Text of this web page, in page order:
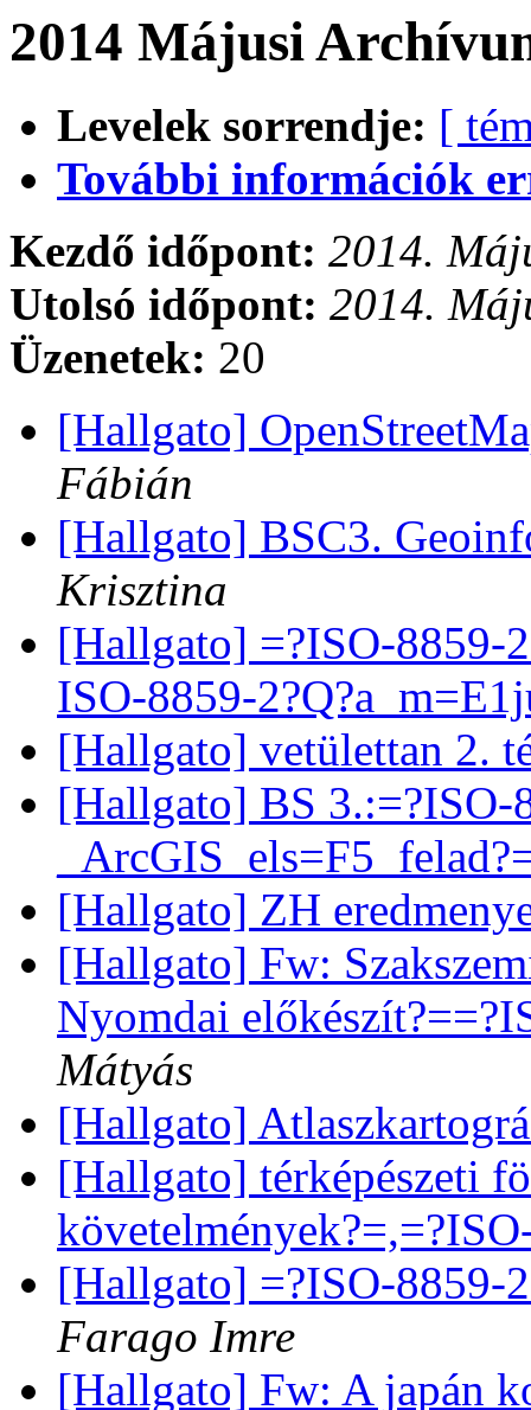
2014 Májusi
Levelek sorrendje: [
További információk
Kezdő időpont: 2014.
Utolsó időpont: 2014.
Üzenetek: 20
[Hallgato]
Fábián
[Hallgato] BSC3.
Krisztina
[Hallgato] =?ISO-8859-
ISO-8859-
[Hallgato] vetülettan 2.
[Hallgato] BS 3.:=?ISO-
[Hallgato] ZH
[Hallgato] Fw:
Nyomdai
Mátyás
[Hallgato]
[Hallgato] térképészeti
[Hallgato] =?ISO-8859-
Farago Imre
[Hallgato] Fw: A japán